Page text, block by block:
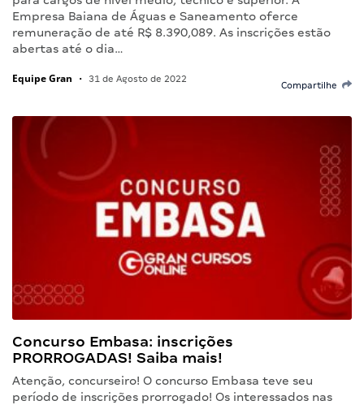
Empresa Baiana de Águas e Saneamento oferce
remuneração de até R$ 8.390,089. As inscrições estão
abertas até o dia…
Equipe Gran • 31 de Agosto de 2022
Compartilhe
Concurso Embasa: inscrições
PRORROGADAS! Saiba mais!
Atenção, concurseiro! O concurso Embasa teve seu
período de inscrições prorrogado! Os interessados nas